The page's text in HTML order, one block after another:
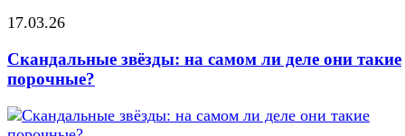
17.03.26
Скандальные звёзды: на самом ли деле они такие
порочные?